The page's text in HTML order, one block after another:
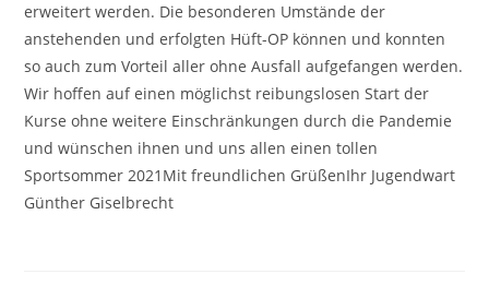
erweitert werden. Die besonderen Umstände der
anstehenden und erfolgten Hüft-OP können und konnten
so auch zum Vorteil aller ohne Ausfall aufgefangen werden.
Wir hoffen auf einen möglichst reibungslosen Start der
Kurse ohne weitere Einschränkungen durch die Pandemie
und wünschen ihnen und uns allen einen tollen
Sportsommer 2021Mit freundlichen GrüßenIhr Jugendwart
Günther Giselbrecht